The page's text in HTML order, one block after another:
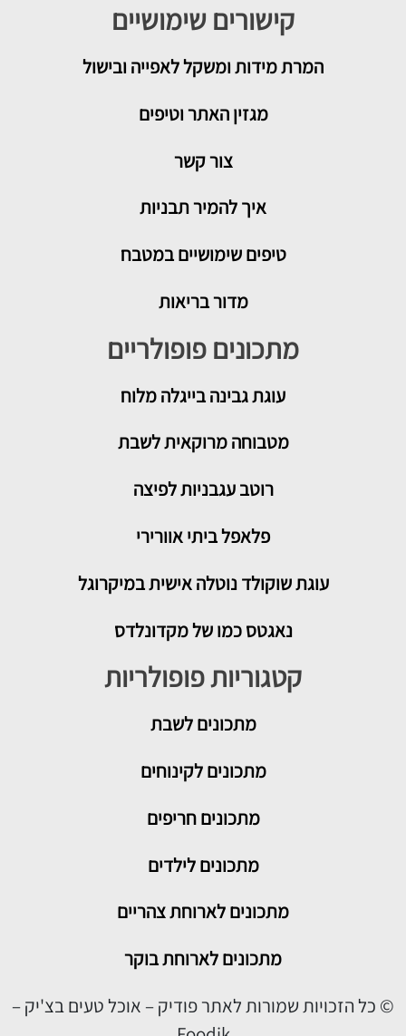
קישורים שימושיים
המרת מידות ומשקל לאפייה ובישול
מגזין האתר וטיפים
צור קשר
איך להמיר תבניות
טיפים שימושיים במטבח
מדור בריאות
מתכונים פופולריים
עוגת גבינה בייגלה מלוח
מטבוחה מרוקאית לשבת
רוטב עגבניות לפיצה
פלאפל ביתי אוורירי
עוגת שוקולד נוטלה אישית במיקרוגל
נאגטס כמו של מקדונלדס
קטגוריות פופולריות
מתכוניםלשבת
מתכונים לקינוחים
מתכונים חריפים
מתכונים לילדים
מתכונים לארוחת צהריים
מתכונים לארוחת בוקר
© כל הזכויות שמורות לאתר פודיק – אוכל טעים בצ'יק –